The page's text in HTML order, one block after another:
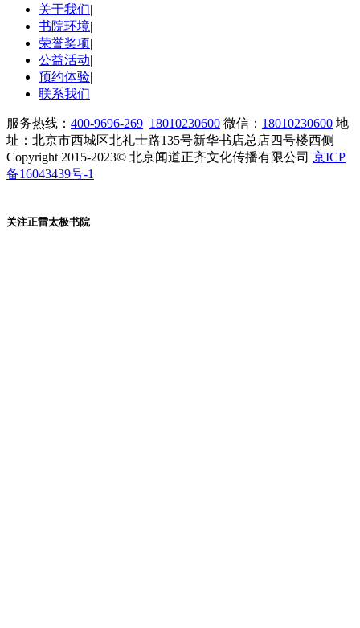
关于我们|
书院环境|
荣誉奖项|
公益活动|
预约体验|
联系我们
服务热线： 400-9696-269 18010230600 微信： 18010230600 地
址：北京市西城区北礼士路135号新华书店总店四号楼西侧
Copyright 2015-2023© 北京闻道正齐文化传播有限公司 京ICP
备16043439号-1
关注正雷太极书院